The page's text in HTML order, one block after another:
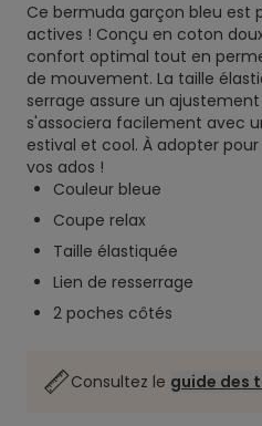
Ce bermuda garçon bleu est
actives ! Conçu en coton
confort optimal tout en
de mouvement. La taille
serrage assure un
s'associera facilement avec
estival et cool. À adopter
vos ados !
Couleur bleue
Coupe relax
Taille élastiquée
Lien de resserrage
2 poches côtés
Consultez le guide des